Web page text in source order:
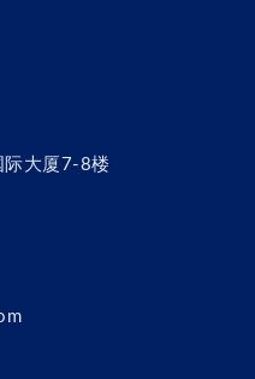
际大厦7-8楼